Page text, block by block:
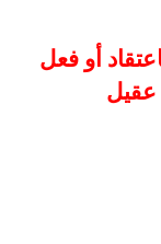
باعتقاد أو فعل
عقيل